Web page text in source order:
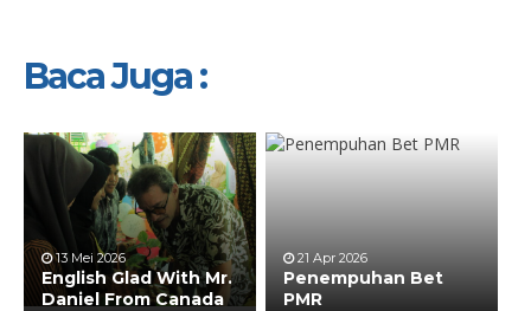
Baca Juga :
13 Mei 2026
English Glad With Mr.
Daniel From Canada
21 Apr 2026
Penempuhan Bet
PMR